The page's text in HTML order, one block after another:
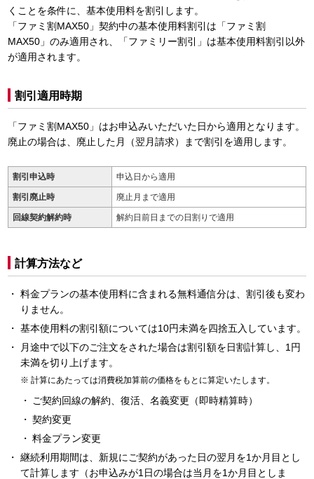
くことを条件に、基本使用料を割引します。
「ファミ割MAX50」契約中の基本使用料割引は「ファミ割
MAX50」のみ適用され、「ファミリー割引」は基本使用料割引以外
が適用されます。
割引適用時期
「ファミ割MAX50」はお申込みいただいた日から適用となります。
廃止の場合は、廃止した月（翌月請求）まで割引を適用します。
割引申込時 申込日から適用
割引廃止時 廃止月まで適用
回線契約解約時 解約日前日までの日割りで適用
計算方法など
料金プランの基本使用料に含まれる無料通信分は、割引後も変わ
りません。
基本使用料の割引額については10円未満を四捨五入しています。
月途中で以下のご注文をされた場合は割引額を日割計算し、1円
未満を切り上げます。
計算にあたっては消費税加算前の価格をもとに算定いたします。
ご契約回線の解約、復活、名義変更（即時精算時）
契約変更
料金プラン変更
継続利用期間は、新規にご契約があった日の翌月を1か月目とし
て計算します（お申込みが1日の場合は当月を1か月目としま